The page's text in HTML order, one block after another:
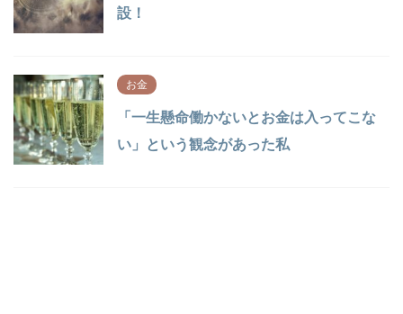
設！
お金
「一生懸命働かないとお金は入ってこな
い」という観念があった私